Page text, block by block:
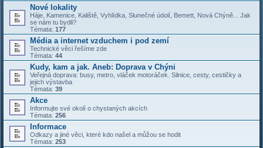
Nové lokality
Háje, Kamenice, Kaliště, Vyhlídka, Slunečné údolí, Bemett, Nová Chýně... Jak
se nám tu bydli?
Témata: 177
Média a internet vzduchem i pod zemí
Technické věci řešíme zde
Témata: 44
Kudy, kam a jak. Aneb: Doprava v Chýni
Veřejná doprava: busy, metro, vláček motoráček. Silnice, cesty, cestičky a
jejich výstavba
Témata: 39
Akce
Informujte své okolí o chystaných akcích
Témata: 256
Informace
Odkazy a jiné věci, které kdo našel a můžou se hodit
Témata: 253